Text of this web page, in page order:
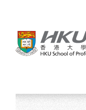
content
Main